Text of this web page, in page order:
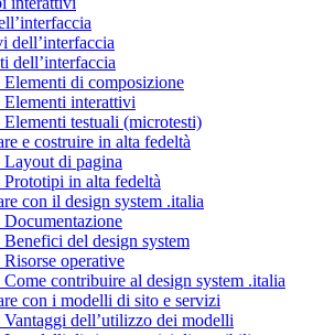
dell’interfaccia
dell’interfaccia
Elementi di composizione
Elementi interattivi
Elementi testuali (microtesti)
e costruire in alta fedeltà
Layout di pagina
Prototipi in alta fedeltà
con il design system .italia
Documentazione
Benefici del design system
operative
Come contribuire al design system .italia
con i modelli di sito e servizi
Vantaggi dell’utilizzo dei modelli